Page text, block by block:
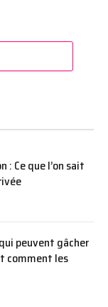
: Ce que l’on sait
peuvent gâcher
comment les